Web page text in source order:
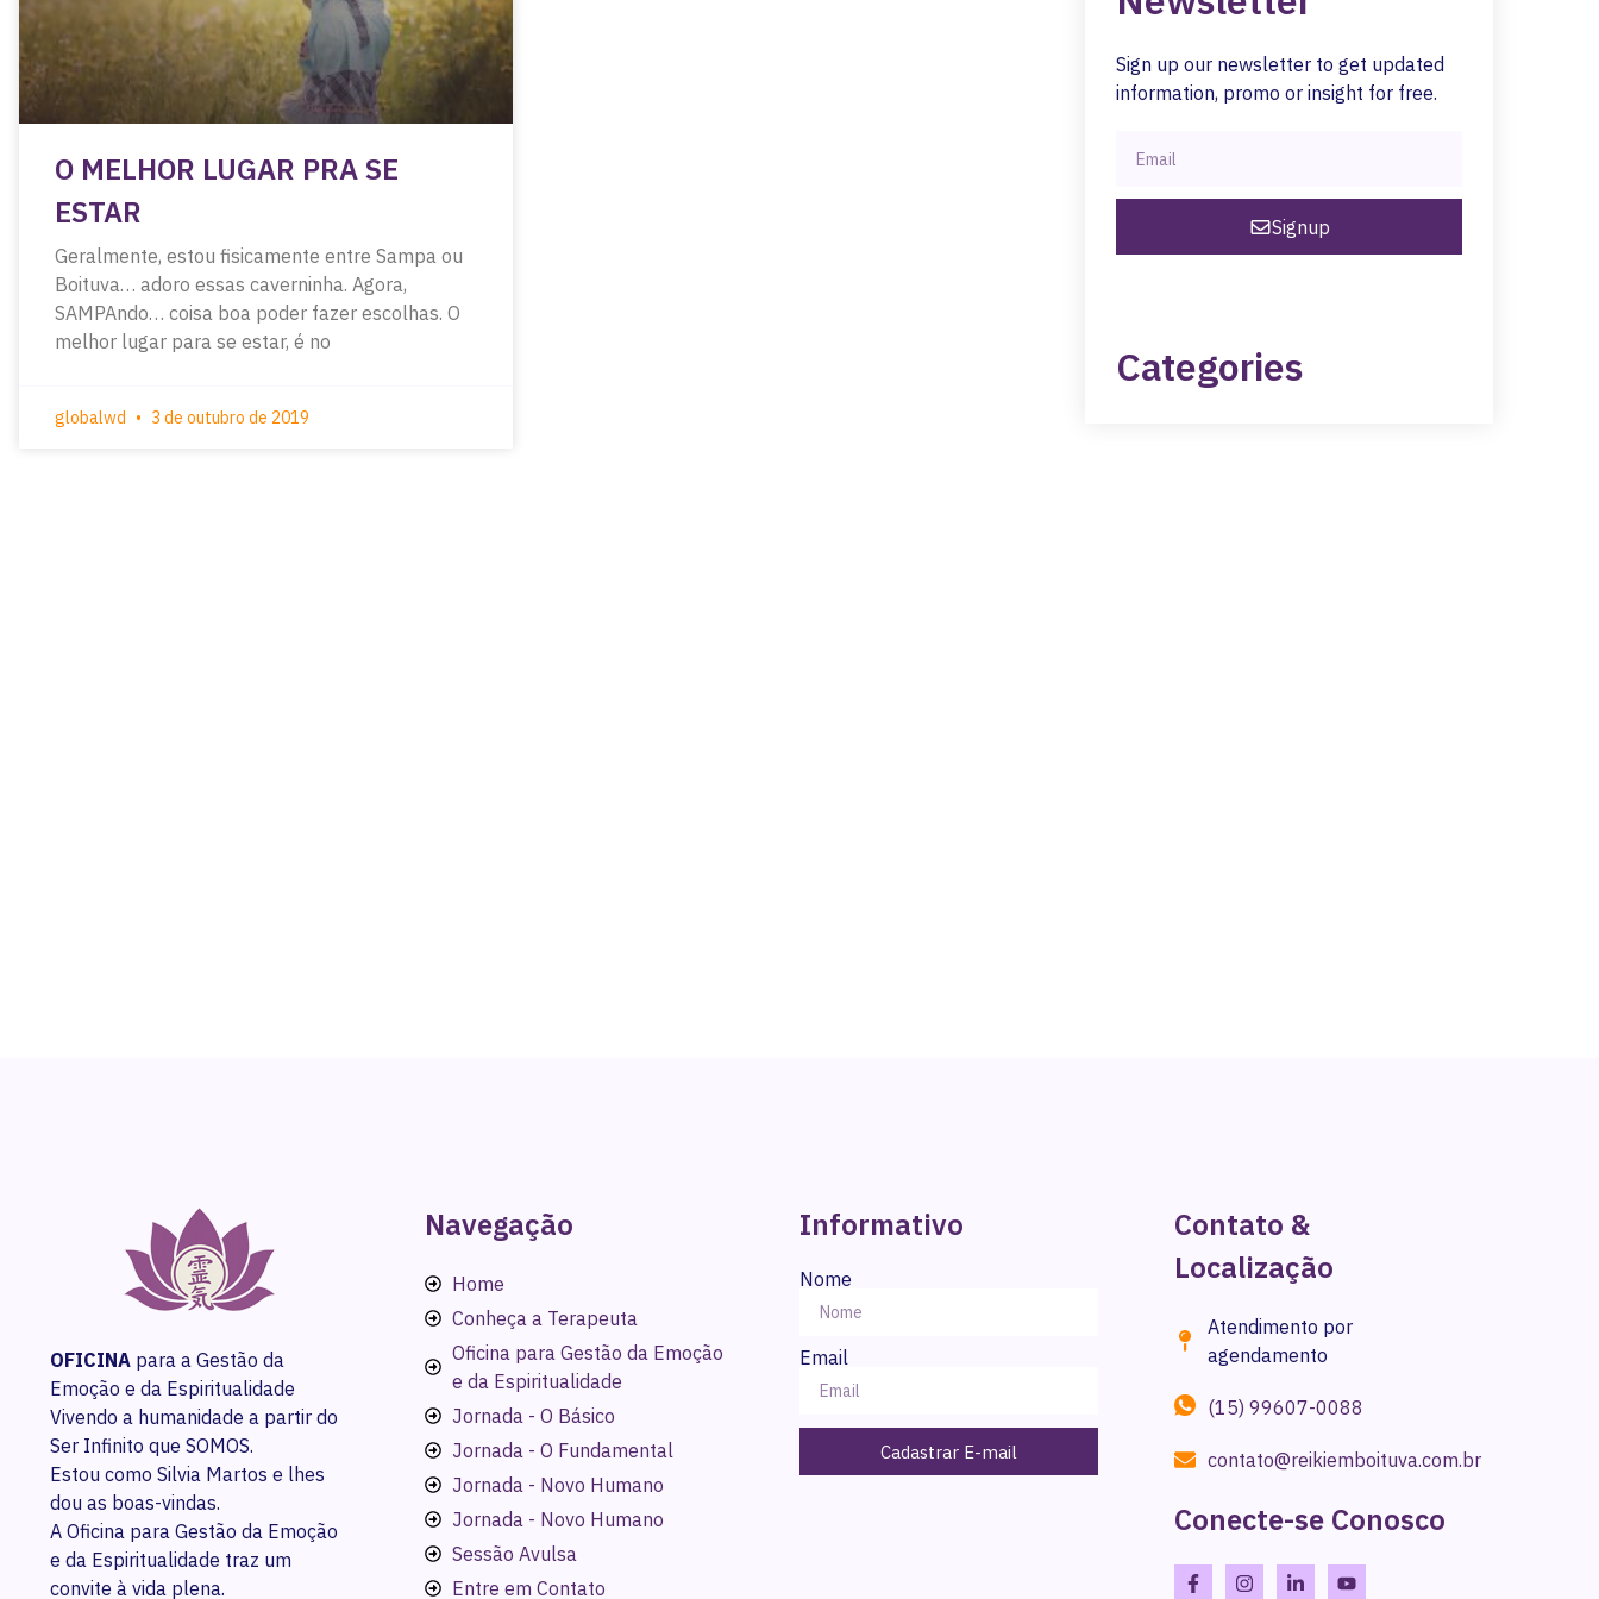
O MELHOR LUGAR PRA SE
ESTAR
Geralmente, estou fisicamente entre Sampa ou
Boituva… adoro essas caverninha. Agora,
SAMPAndo… coisa boa poder fazer escolhas. O
melhor lugar para se estar, é no
globalwd 3 de outubro de 2019
Sign up our newsletter to get updated
information, promo or insight for free.
Signup
Categories
OFICINA para a Gestão da
Emoção e da Espiritualidade
Vivendo a humanidade a partir do
Ser Infinito que SOMOS.
Estou como Silvia Martos e lhes
dou as boas-vindas.
A Oficina para Gestão da Emoção
e da Espiritualidade traz um
convite à vida plena.
Navegação
Home
Conheça a Terapeuta
Oficina para Gestão da Emoção
e da Espiritualidade
Jornada - O Básico
Jornada - O Fundamental
Jornada - Novo Humano
Jornada - Novo Humano
Sessão Avulsa
Entre em Contato
Informativo
Nome
Email
Cadastrar E-mail
Contato &
Localização
Atendimento por
agendamento
(15) 99607-0088
contato@reikiemboituva.com.br
Conecte-se Conosco